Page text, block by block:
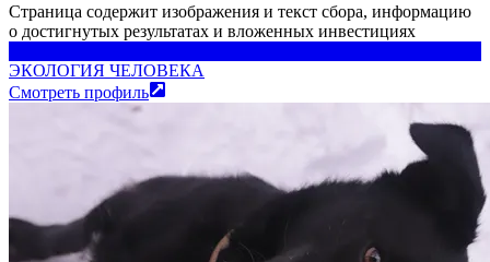
Страница содержит изображения и текст сбора, информацию
о достигнутых результатах и вложенных инвестициях
ЭКОЛОГИЯ ЧЕЛОВЕКА
Смотреть профиль